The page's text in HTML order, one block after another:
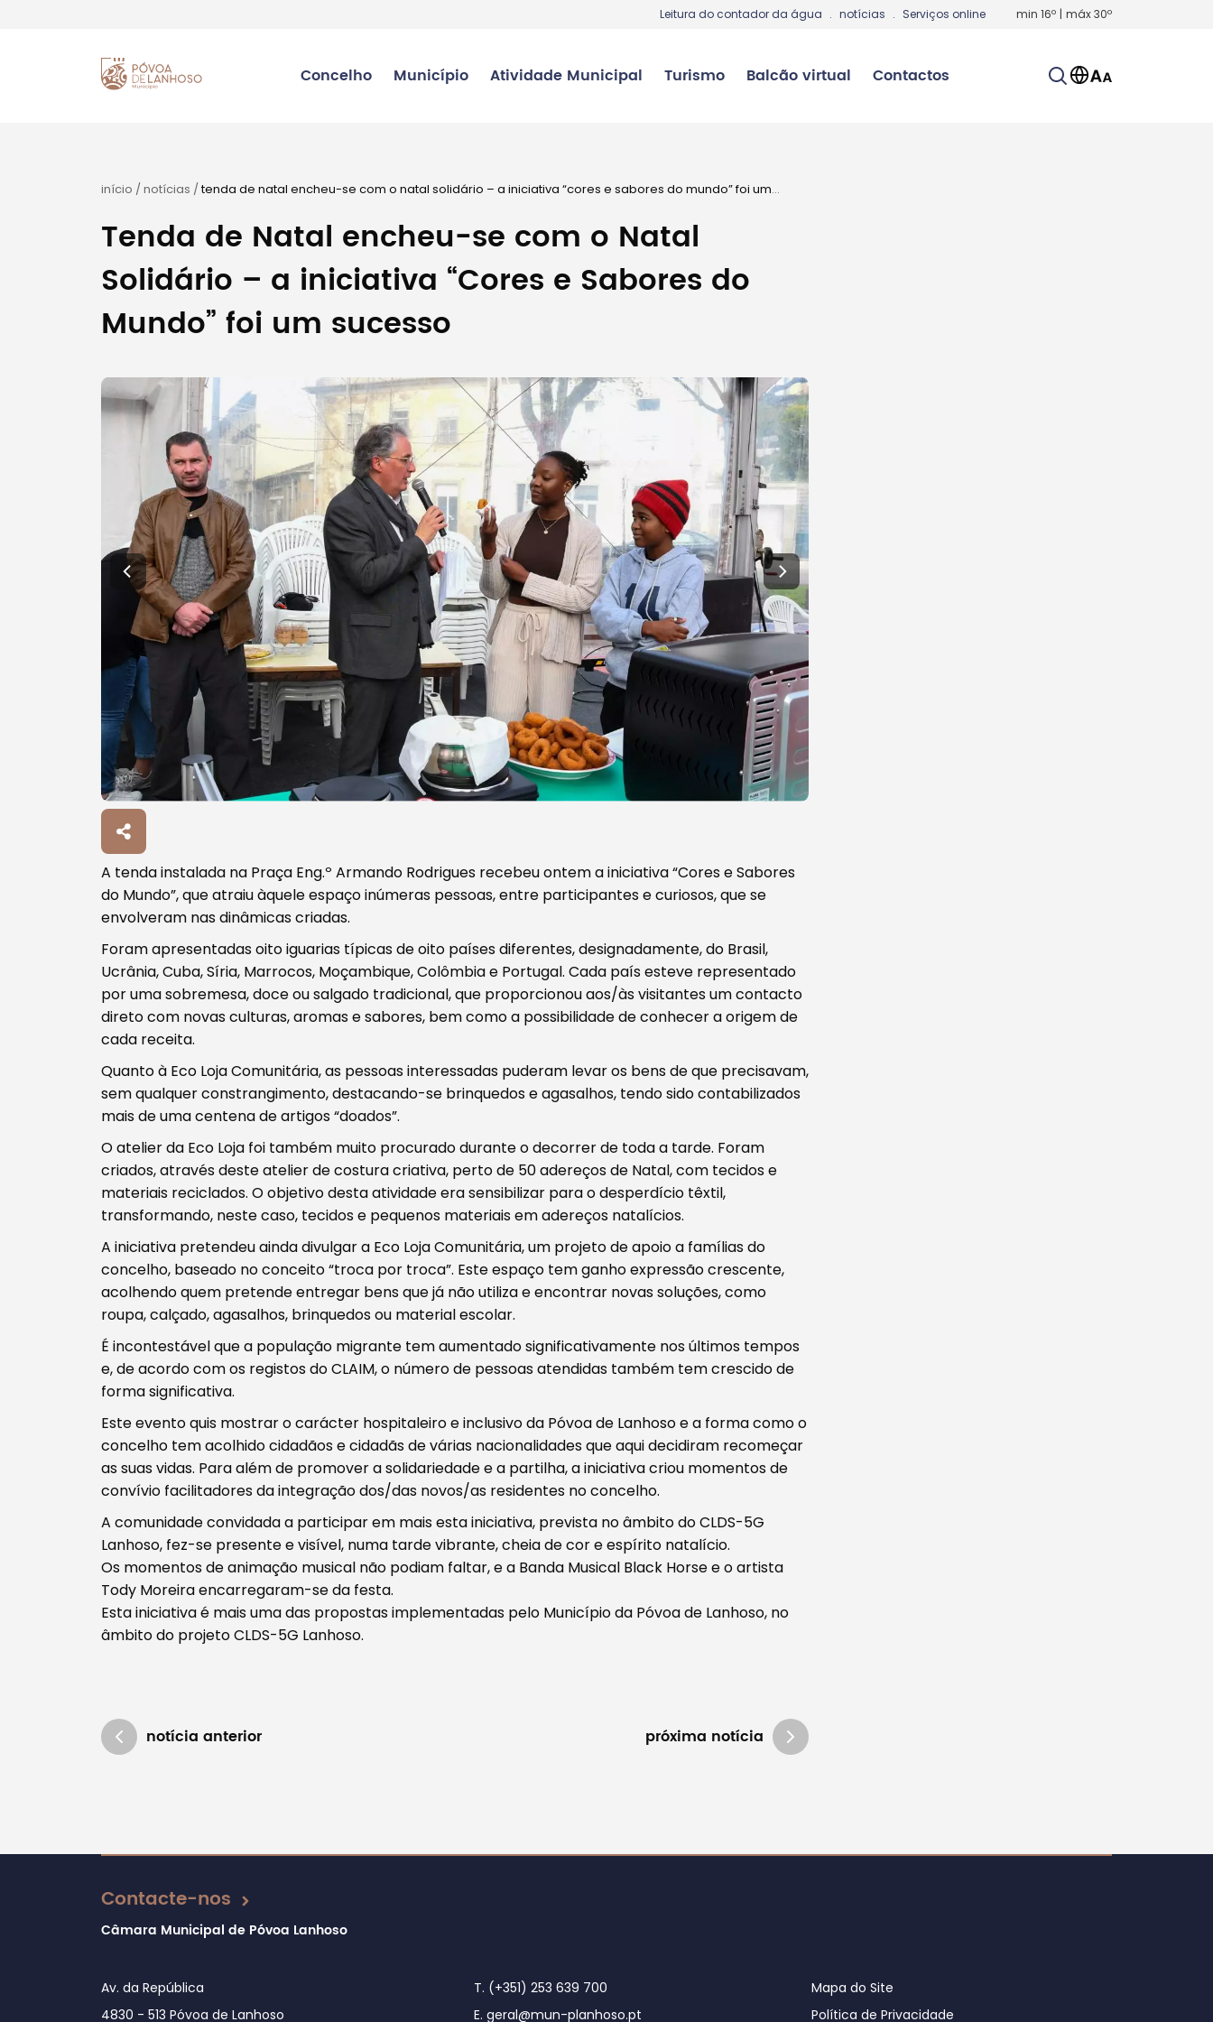
Leitura do contador da água . notícias . Serviços online min 16º | máx30º
Concelho Município Atividade Municipal Turismo Balcão virtual Contactos
Procurar
Tipo de conteúdo
Filtros
início /notícias /tenda de natal encheu-se com o natal solidário – a iniciativa “cores e sabores do mundo” foi um
Tenda de Natal encheu-se com o Natal
Solidário – a iniciativa “Cores e Sabores do
Mundo” foi um sucesso
A tenda instalada na Praça Eng.º Armando Rodrigues recebeu ontem a iniciativa “Cores e Sabores
do Mundo”, que atraiu àquele espaço inúmeras pessoas, entre participantes e curiosos, que se
envolveram nas dinâmicas criadas.
Foram apresentadas oito iguarias típicas de oito países diferentes, designadamente, do Brasil,
Ucrânia, Cuba, Síria, Marrocos, Moçambique, Colômbia e Portugal. Cada país esteve representado
por uma sobremesa, doce ou salgado tradicional, que proporcionou aos/às visitantes um contacto
direto com novas culturas, aromas e sabores, bem como a possibilidade de conhecer a origem de
cada receita.
Quanto à Eco Loja Comunitária, as pessoas interessadas puderam levar os bens de que precisavam,
sem qualquer constrangimento, destacando-se brinquedos e agasalhos, tendo sido contabilizados
mais de uma centena de artigos “doados”.
O atelier da Eco Loja foi também muito procurado durante o decorrer de toda a tarde. Foram
criados, através deste atelier de costura criativa, perto de 50 adereços de Natal, com tecidos e
materiais reciclados. O objetivo desta atividade era sensibilizar para o desperdício têxtil,
transformando, neste caso, tecidos e pequenos materiais em adereços natalícios.
A iniciativa pretendeu ainda divulgar a Eco Loja Comunitária, um projeto de apoio a famílias do
concelho, baseado no conceito “troca por troca”. Este espaço tem ganho expressão crescente,
acolhendo quem pretende entregar bens que já não utiliza e encontrar novas soluções, como
roupa, calçado, agasalhos, brinquedos ou material escolar.
É incontestável que a população migrante tem aumentado significativamente nos últimos tempos
e, de acordo com os registos do CLAIM, o número de pessoas atendidas também tem crescido de
forma significativa.
Este evento quis mostrar o carácter hospitaleiro e inclusivo da Póvoa de Lanhoso e a forma como o
concelho tem acolhido cidadãos e cidadãs de várias nacionalidades que aqui decidiram recomeçar
as suas vidas. Para além de promover a solidariedade e a partilha, a iniciativa criou momentos de
convívio facilitadores da integração dos/das novos/as residentes no concelho.
A comunidade convidada a participar em mais esta iniciativa, prevista no âmbito do CLDS-5G
Lanhoso, fez-se presente e visível, numa tarde vibrante, cheia de cor e espírito natalício.
Os momentos de animação musical não podiam faltar, e a Banda Musical Black Horse e o artista
Tody Moreira encarregaram-se da festa.
Esta iniciativa é mais uma das propostas implementadas pelo Município da Póvoa de Lanhoso, no
âmbito do projeto CLDS-5G Lanhoso.
notícia anterior próxima notícia
Atualizado em 26/02/2026
Contacte-nos
Câmara Municipal de Póvoa Lanhoso
Av. da República
4830 - 513 Póvoa de Lanhoso
T. (+351) 253 639 700
E. geral@mun-planhoso.pt
Mapa do Site
Política de Privacidade